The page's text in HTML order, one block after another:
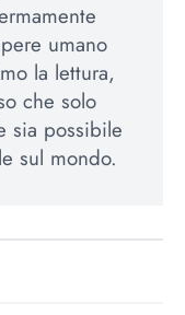
umano
la lettura,
che solo
sia possibile
sul mondo.